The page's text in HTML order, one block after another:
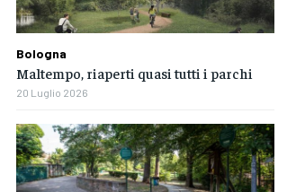
Bologna
Maltempo, riaperti quasi tutti i parchi
20 Luglio 2026